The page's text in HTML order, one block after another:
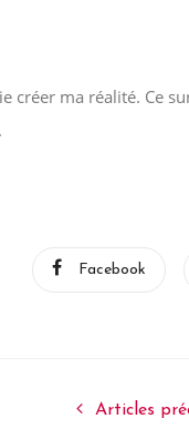
créer ma réalité. Ce
Facebook
Articles